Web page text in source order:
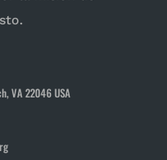
VA 22046 USA